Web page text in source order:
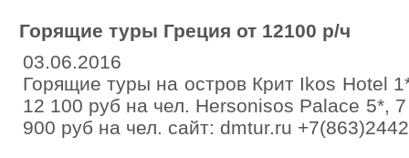
Горящие туры Греция от 12100 р/ч
03.06.2016
Горящие туры на остров Крит Ikos Hotel
12 100 руб на чел. Hersonisos Palace 5*,
900 руб на чел. сайт: dmtur.ru